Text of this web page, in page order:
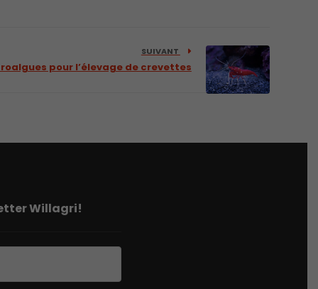
SUIVANT
pour l’élevage de crevettes
Willagri!